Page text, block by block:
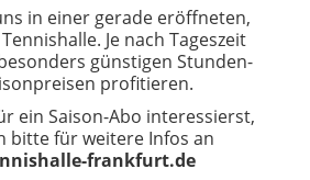
in einer gerade eröffneten,
Je nach Tageszeit
günstigen Stunden-
profitieren.
ein Saison-Abo interessierst,
bitte für weitere Infos an
frankfurt.de